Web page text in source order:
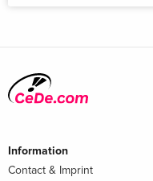
Information
Contact & Imprint